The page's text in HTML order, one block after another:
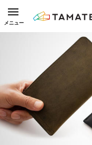
メニュー